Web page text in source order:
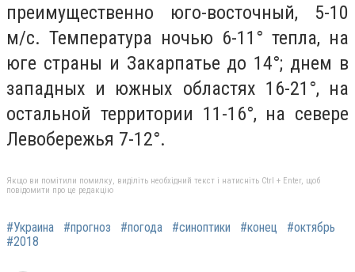
преимущественно юго-восточный, 5-10
м/с. Температура ночью 6-11° тепла, на
юге страны и Закарпатье до 14°; днем в
западных и южных областях 16-21°, на
остальной территории 11-16°, на севере
Левобережья 7-12°.
Якщо ви помітили помилку, виділіть необхідний текст і натисніть Ctrl + Enter, щоб
повідомити про це редакцію
#Украина #прогноз #погода #синоптики #конец
#октябрь
#2018